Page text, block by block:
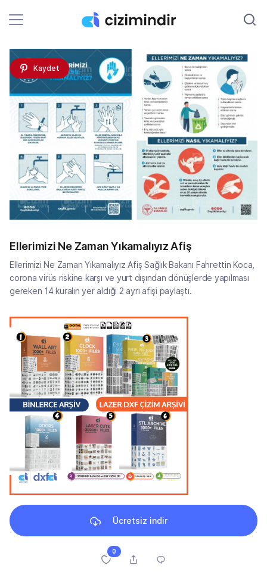
Kaydet
Ellerimizi Ne Zaman Yıkamalıyız Afiş
Ellerimizi Ne Zaman Yıkamalıyız Afiş Sağlık Bakanı Fahrettin Koca,
corona virüs riskine karşı ve yurt dışından dönüşlerde yapılması
gereken 14 kuralın yer aldığı 2 ayrı afişi paylaştı.
Ücretsiz indir
0